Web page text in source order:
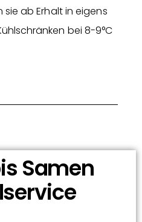
ab Erhalt in eigens
bei 8-9°C
Samen